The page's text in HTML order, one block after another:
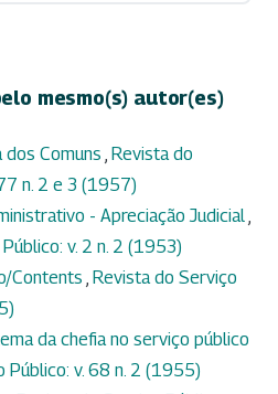
mesmo(s) autor(es)
dos Comuns , Revista do
n. 2 e 3 (1957)
- Apreciação Judicial,
v. 2 n. 2 (1953)
Contents , Revista do Serviço
da chefia no serviço público
Público: v. 68 n. 2 (1955)